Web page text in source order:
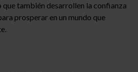
que también desarrollen la confianza
prosperar en un mundo que